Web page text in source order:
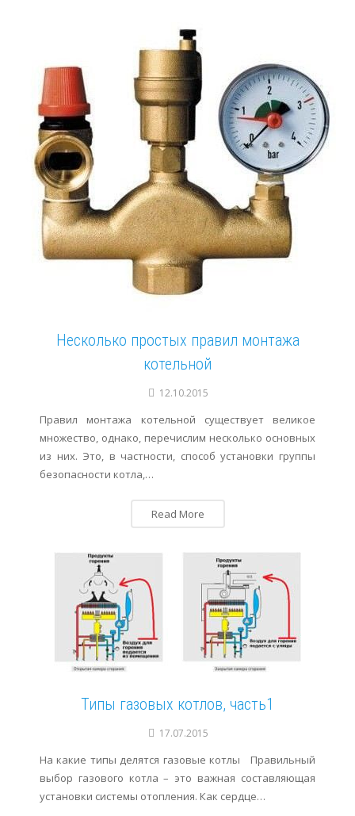
Несколько простых правил монтажа
котельной
12.10.2015
Правил монтажа котельной существует великое
множество, однако, перечислим несколько основных
из них. Это, в частности, способ установки группы
безопасности котла,…
Read More
Типы газовых котлов, часть1
17.07.2015
На какие типы делятся газовые котлы Правильный
выбор газового котла – это важная составляющая
установки системы отопления. Как сердце…